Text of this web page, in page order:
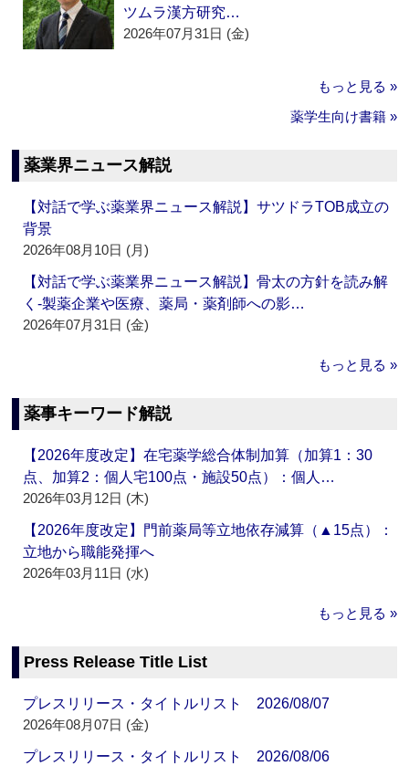
ツムラ漢方研究…
2026年07月31日 (金)
もっと見る »
薬学生向け書籍 »
薬業界ニュース解説
【対話で学ぶ薬業界ニュース解説】サツドラTOB成立の
背景
2026年08月10日 (月)
【対話で学ぶ薬業界ニュース解説】骨太の方針を読み解
く‐製薬企業や医療、薬局・薬剤師への影…
2026年07月31日 (金)
もっと見る »
薬事キーワード解説
【2026年度改定】在宅薬学総合体制加算（加算1：30
点、加算2：個人宅100点・施設50点）：個人…
2026年03月12日 (木)
【2026年度改定】門前薬局等立地依存減算（▲15点）：
立地から職能発揮へ
2026年03月11日 (水)
もっと見る »
Press Release Title List
プレスリリース・タイトルリスト 2026/08/07
2026年08月07日 (金)
プレスリリース・タイトルリスト 2026/08/06